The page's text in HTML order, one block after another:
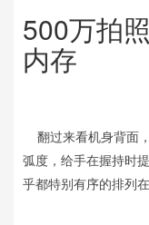
500万拍
内存
翻过来看机身背面，
弧度，给手在握持时
乎都特别有序的排列